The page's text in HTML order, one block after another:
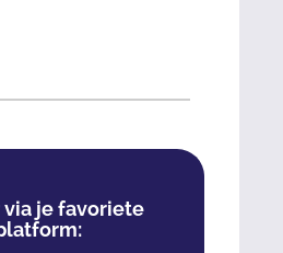
je favoriete